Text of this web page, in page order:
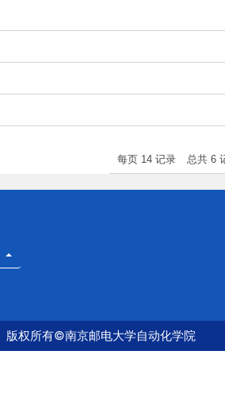
每页 14 记录 总共 6
版权所有©南京邮电大学自动化学院